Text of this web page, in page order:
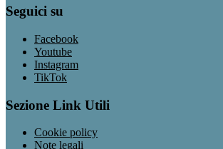
Seguici su
Facebook
Youtube
Instagram
TikTok
Sezione Link Utili
Cookie policy
Note legali